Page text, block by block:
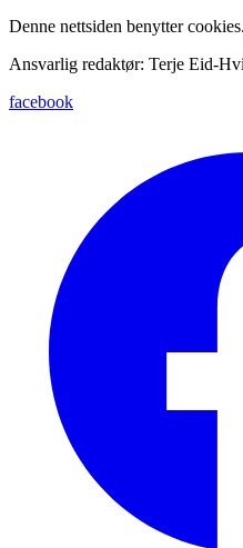
Denne nettsiden benytter cookies.
Ansvarlig redaktør: Terje Eid-
facebook